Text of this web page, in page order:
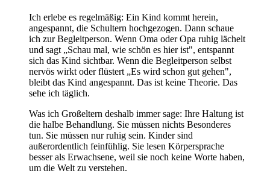
Ich erlebe es regelmäßig: Ein Kind kommt herein,
angespannt, die Schultern hochgezogen. Dann schaue
ich zur Begleitperson. Wenn Oma oder Opa ruhig lächelt
und sagt „Schau mal, wie schön es hier ist", entspannt
sich das Kind sichtbar. Wenn die Begleitperson selbst
nervös wirkt oder flüstert „Es wird schon gut gehen",
bleibt das Kind angespannt. Das ist keine Theorie. Das
sehe ich täglich.
Was ich Großeltern deshalb immer sage: Ihre Haltung ist
die halbe Behandlung. Sie müssen nichts Besonderes
tun. Sie müssen nur ruhig sein. Kinder sind
außerordentlich feinfühlig. Sie lesen Körpersprache
besser als Erwachsene, weil sie noch keine Worte haben,
um die Welt zu verstehen.